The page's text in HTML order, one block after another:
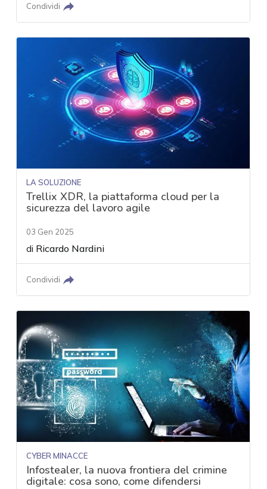
Condividi
LA SOLUZIONE
Trellix XDR, la piattaforma cloud per la
sicurezza del lavoro agile
03 Gen 2025
di Ricardo Nardini
Condividi
CYBER MINACCE
Infostealer, la nuova frontiera del crimine
digitale: cosa sono, come difendersi